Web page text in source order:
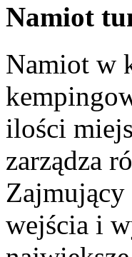
Namiot
Namiot w
ilości
zarządza
wejścia i